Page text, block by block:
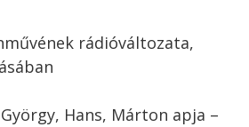
rádióváltozata,
Hans, Márton apja –